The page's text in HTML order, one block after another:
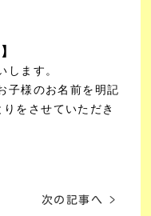
します。
子様のお名前を明記
をさせていただき
次の記事へ >